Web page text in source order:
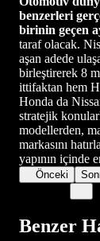
benzerleri
birinin geçen
taraf olacak.
aşan adede
birleştirerek 8
ittifaktan hem
Honda da
stratejik
modellerden,
markasını
yapının içinde
Önceki
Benzer